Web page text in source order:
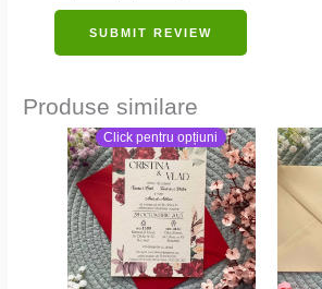
SUBMIT REVIEW
Produse similare
Click pentru opțiuni